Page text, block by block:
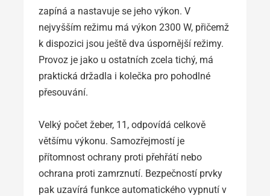
zapíná a nastavuje se jeho výkon. V
nejvyšším režimu má výkon 2300 W, přičemž
k dispozici jsou ještě dva úspornější režimy.
Provoz je jako u ostatních zcela tichý, má
praktická držadla i kolečka pro pohodlné
přesouvání.
Velký počet žeber, 11, odpovídá celkově
většímu výkonu. Samozřejmostí je
přítomnost ochrany proti přehřátí nebo
ochrana proti zamrznutí. Bezpečností prvky
pak uzavírá funkce automatického vypnutí v